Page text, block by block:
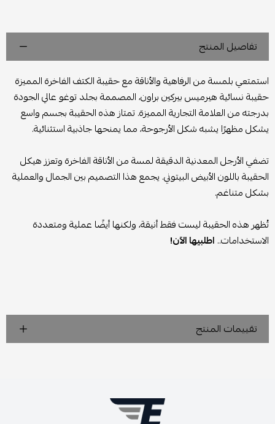
تفاصيل المنتج
استمتعي بلمسة من الرفاهية والأناقة مع حقيبة الكتف الفاخرة المميزة
حقيبة نسائية هيرميس بيركين براون، المصممة بجلد توغو عالي الجودة
بدرجته من العلامة التجارية المميزة. تمتاز هذه الحقيبة بجسم واسع
يشكل مظهرًا يشبه شكل الأرجوحة، مما يمنحها جاذبية استثنائية.
تضفي الأرجل المعدنية الدقيقة لمسة من الأناقة الفاخرة وتعزز هيكل
الحقيبة باللون الأبيض البيتوني. يجمع هذا التصميم بين الجمال والعملية
بشكل متناغم.
تُظهر هذه الحقيبة ليست فقط أنيقة، ولكنها أيضًا عملية ومتعددة
الاستخدامات.. اطلبيها الآن!
تقييمات المنتج